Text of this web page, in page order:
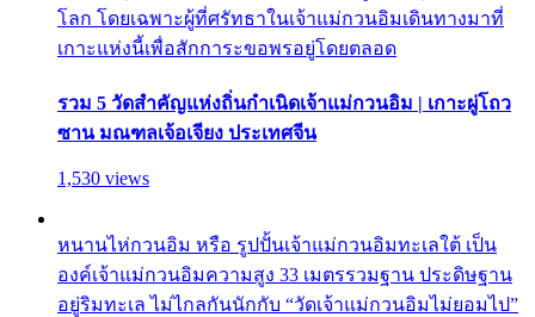
โลก โดยเฉพาะผู้ที่ศรัทธาในเจ้าแม่กวนอิมเดินทางมาที่
เกาะแห่งนี้เพื่อสักการะขอพรอยู่โดยตลอด
รวม 5 วัดสำคัญแห่งถิ่นกำเนิดเจ้าแม่กวนอิม | เกาะผู่โถว
ซาน มณฑลเจ้อเจียง ประเทศจีน
1,530 views
หนานไห่กวนอิม หรือ รูปปั้นเจ้าแม่กวนอิมทะเลใต้ เป็น
องค์เจ้าแม่กวนอิมความสูง 33 เมตรรวมฐาน ประดิษฐาน
อยู่ริมทะเล ไม่ไกลกันนักกับ “วัดเจ้าแม่กวนอิมไม่ยอมไป”